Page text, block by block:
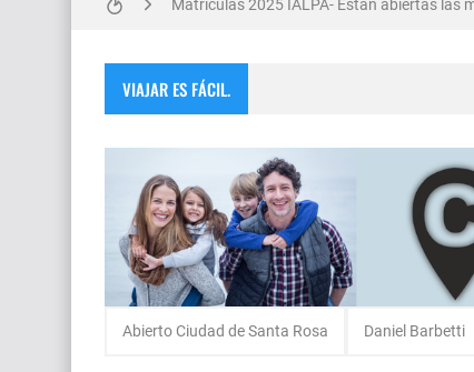
Matrículas 2025 IALPA- Estan abiertas las
Escuela Sabática en su 172 aniversario se
Monte Hermoso, las playas mas cálidas
VIAJAR ES FÁCIL.
Abierto Ciudad de Santa Rosa Daniel Barbetti